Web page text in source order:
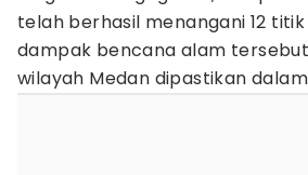
telah berhasil menangani 12
dampak bencana alam
wilayah Medan dipastikan